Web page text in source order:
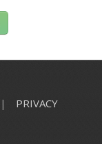
|
PRIVACY